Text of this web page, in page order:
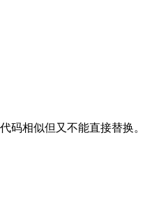
码相似但又不能直接替换。